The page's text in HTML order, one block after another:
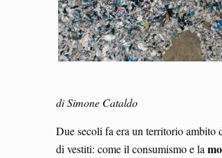
di Simone Cataldo
Due secoli fa era un territorio ambito
di vestiti: come il consumismo e la